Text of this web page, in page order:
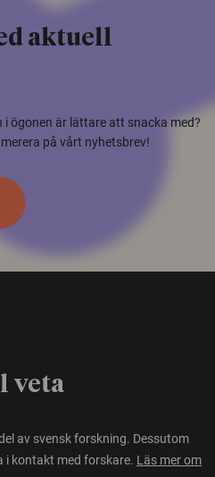
aktuell
ögonen är lättare att snacka med?
på vårt nyhetsbrev!
veta
av svensk forskning. Dessutom
i kontakt med forskare. Läs mer om